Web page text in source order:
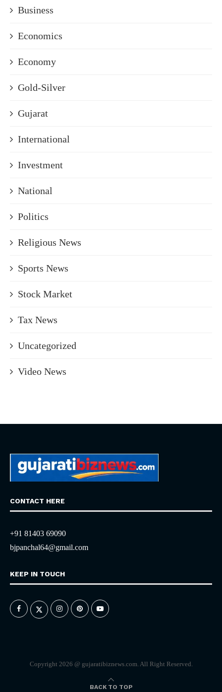
Business
Economics
Economy
Gold-Silver
Gujarat
International
Investment
National
Politics
Religious News
Sports News
Stock Market
Tax News
Uncategorized
Video News
CONTACT HERE
+91 81403 69090
bjpanchal64@gmail.com
KEEP IN TOUCH
Copyright 2026 @ gujaratibiznews.com. All Right Reserved.
BACK TO TOP